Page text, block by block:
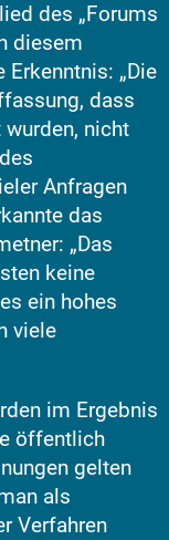
des „Forums
diesem
„Die
dass
nicht
Anfragen
das
„Das
keine
ein hohes
viele
im Ergebnis
öffentlich
gelten
als
Verfahren